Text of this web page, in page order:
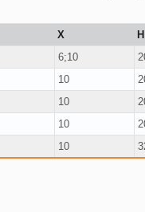
X
H
6;10
10
10
10
10